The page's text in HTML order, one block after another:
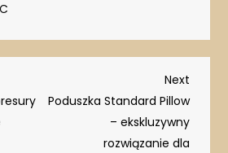
Next
Post
Next
Poduszka Standard Pillow
– ekskluzywny
rozwiązanie dla